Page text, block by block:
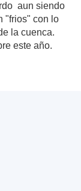
aun siendo
"frios" con lo
la cuenca.
este año.